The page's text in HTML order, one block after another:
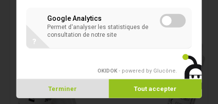
Google Analytics
Permet d'analyser les statistiques de
consultation de notre site
?
OKIDOK - powered by Glucône
Terminer Tout accepter